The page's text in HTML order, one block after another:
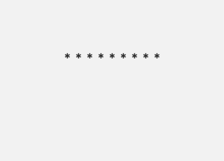
＊＊＊＊＊＊＊＊＊